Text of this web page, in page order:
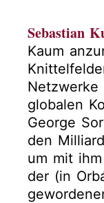
Sebastian
Kaum
globalen
George
den
um mit
der (in